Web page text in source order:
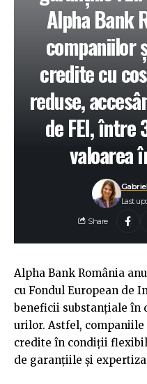
Alpha Bank
companiilor
credite cu
reduse,
de FEI,
valoarea
Last
Share
Alpha Bank România
cu Fondul European de
beneficii substanțiale în
urilor. Astfel,
credite în condiții
de garanțiile și expertiza